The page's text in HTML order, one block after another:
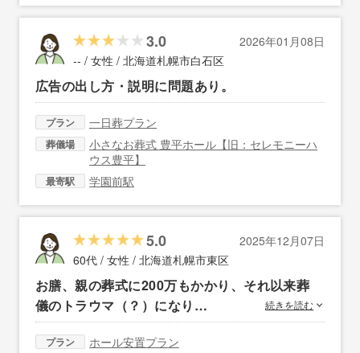
3.0
2026年01月08日
-- / 女性 / 北海道札幌市白石区
広告の出し方・説明に問題あり。
プラン 一日葬プラン
葬儀場
小さなお葬式 豊平ホール【旧：セレモニーハ
ウス豊平】
最寄駅 学園前駅
5.0
2025年12月07日
60代 / 女性 / 北海道札幌市東区
お膳、親の葬式に200万もかかり、それ以来葬
儀のトラウマ（？）になり…
続きを読む
プラン ホール安置プラン